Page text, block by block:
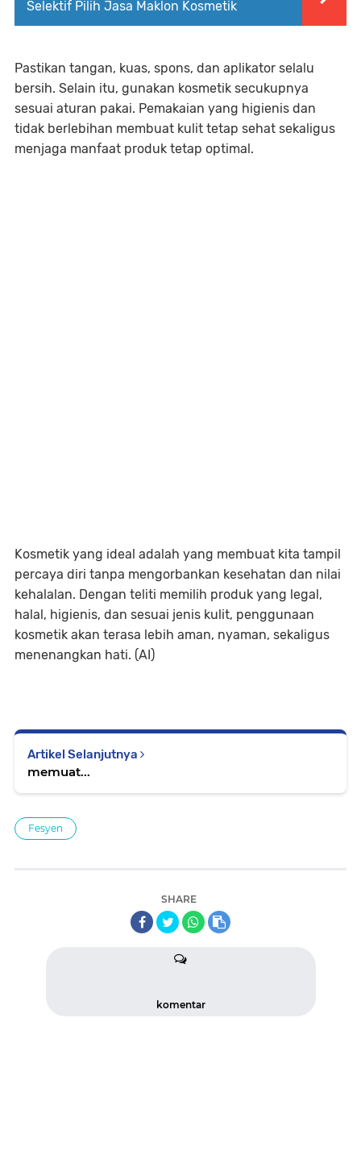
Selektif Pilih Jasa Maklon Kosmetik
Pastikan tangan, kuas, spons, dan aplikator selalu
bersih. Selain itu, gunakan kosmetik secukupnya
sesuai aturan pakai. Pemakaian yang higienis dan
tidak berlebihan membuat kulit tetap sehat sekaligus
menjaga manfaat produk tetap optimal.
Kosmetik yang ideal adalah yang membuat kita tampil
percaya diri tanpa mengorbankan kesehatan dan nilai
kehalalan. Dengan teliti memilih produk yang legal,
halal, higienis, dan sesuai jenis kulit, penggunaan
kosmetik akan terasa lebih aman, nyaman, sekaligus
menenangkan hati. (AI)
Artikel Selanjutnya
memuat...
Fesyen
SHARE
komentar